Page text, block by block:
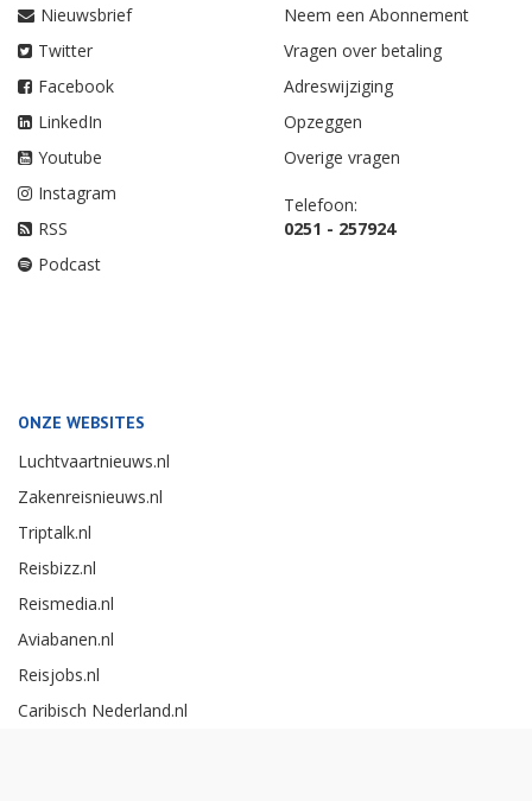
Nieuwsbrief
Twitter
Facebook
LinkedIn
Youtube
Instagram
RSS
Podcast
Neem een Abonnement
Vragen over betaling
Adreswijziging
Opzeggen
Overige vragen
Telefoon:
0251 - 257924
ONZE WEBSITES
Luchtvaartnieuws.nl
Zakenreisnieuws.nl
Triptalk.nl
Reisbizz.nl
Reismedia.nl
Aviabanen.nl
Reisjobs.nl
Caribisch Nederland.nl